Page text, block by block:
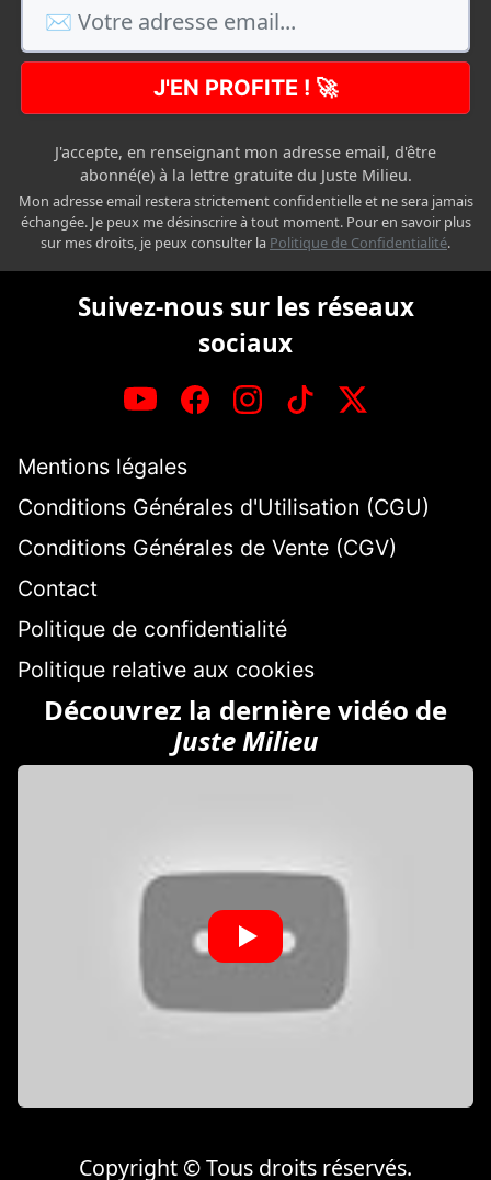
J'EN PROFITE ! 🚀
J'accepte, en renseignant mon adresse email, d'être
abonné(e) à la lettre gratuite du Juste Milieu.
Mon adresse email restera strictement confidentielle et ne sera jamais
échangée. Je peux me désinscrire à tout moment. Pour en savoir plus
sur mes droits, je peux consulter la Politique de Confidentialité.
Suivez-nous sur les réseaux
sociaux
Mentions légales
Conditions Générales d'Utilisation (CGU)
Conditions Générales de Vente (CGV)
Contact
Politique de confidentialité
Politique relative aux cookies
Découvrez la dernière vidéo de
Juste Milieu
Copyright © Tous droits réservés.